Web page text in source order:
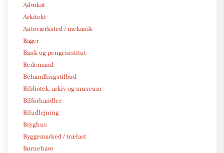
Advokat
Arkitekt
Autoværksted / mekanik
Bager
Bank og pengeinstitut
Bedemand
Behandlingstilbud
Bibliotek, arkiv og museum
Bilforhandler
Biludlejning
Bryghus
Byggemarked / trælast
Børnehave